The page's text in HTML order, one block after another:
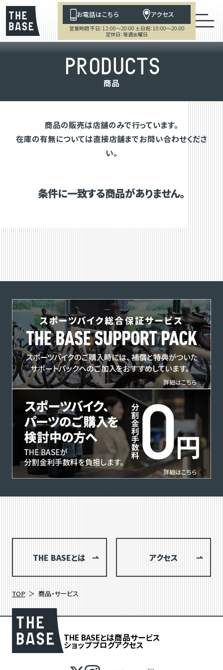
お電話はこちら アクセス
営業時間 平日：12:00～20:00 土日祝：10:00～20:00
定休日：毎週金曜日
PRODUCTS
商品
商品の販売は店舗のみで行っています。
在庫の有無については直接店舗までお問い合わせくださ
い。
条件に一致する商品がありません。
THE BASEとは アクセス
TOP 商品・サービス
THE BASEとは商品サービス
ショップブログアクセス